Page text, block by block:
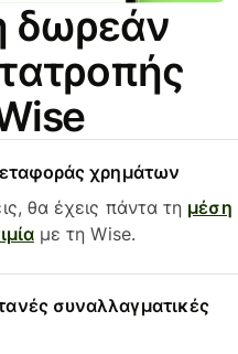
δωρεάν
χρημάτων
θα έχεις πάντα τη μέση
με τη Wise.
συναλλαγματικές